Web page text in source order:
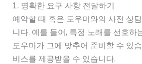
1. 명확한 요구 사항 전달하기
예약할 때 혹은 도우미와의 사전 상
니다. 예를 들어, 특정 노래를 선호
도우미가 그에 맞추어 준비할 수 있
비스를 제공받을 수 있습니다.